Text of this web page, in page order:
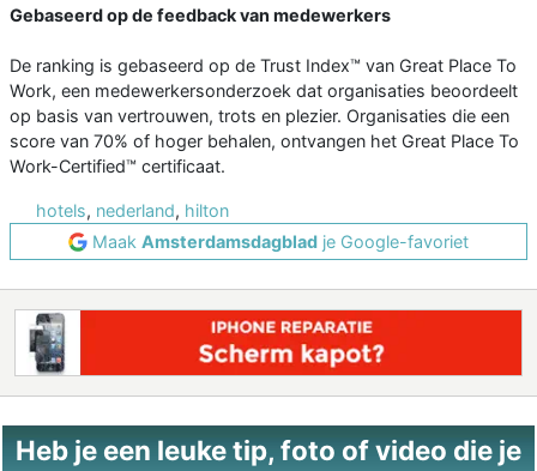
Gebaseerd op de feedback van medewerkers
De ranking is gebaseerd op de Trust Index™ van Great Place To
Work, een medewerkersonderzoek dat organisaties beoordeelt
op basis van vertrouwen, trots en plezier. Organisaties die een
score van 70% of hoger behalen, ontvangen het Great Place To
Work-Certified™ certificaat.
hotels, nederland, hilton
Maak Amsterdamsdagblad je Google-favoriet
Heb je een leuke tip, foto of video die je